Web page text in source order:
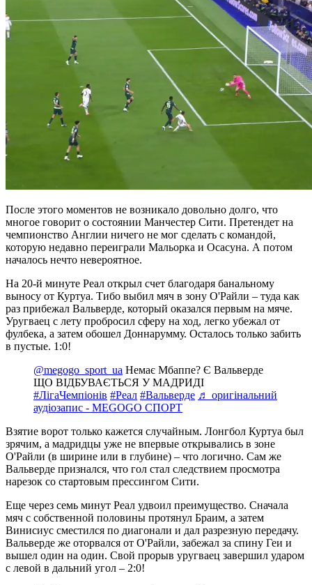
После этого моментов не возникало довольно долго, что
многое говорит о состоянии Манчестер Сити. Претендет на
чемпионство Англии ничего не мог сделать с командой,
которую недавно переиграли Мальорка и Осасуна. А потом
началось нечто невероятное.
На 20-й минуте Реал открыл счет благодаря банальному
выносу от Куртуа. Тибо выбил мяч в зону О'Райли – туда как
раз прибежал Вальверде, который оказался первым на мяче.
Уругваец с лету пробросил сферу на ход, легко убежал от
фулбека, а затем обошел Доннарумму. Осталось только забить
в пустые. 1:0!
@megogo_sport_ua Немає Мбаппе? Є Вальверде
ЩО ВІДБУВАЄТЬСЯ У МАДРИДІ
#ЛігаЧемпіонів #Реал #Вальверде ♬ оригінальний
аудіозапис - MEGOGO СПОРТ
Взятие ворот только кажется случайным. Лонгбол Куртуа был
зрячим, а мадридцы уже не впервые открывались в зоне
О'Райли (в ширине или в глубине) – что логично. Сам же
Вальверде признался, что гол стал следствием просмотра
нарезок со стартовым прессингом Сити.
Еще через семь минут Реал удвоил преимущество. Сначала
мяч с собственной половины протянул Браим, а затем
Винисиус сместился по диагонали и дал разрезную передачу.
Вальверде же оторвался от О'Райли, забежал за спину Геи и
вышел один на один. Свой прорыв уругваец завершил ударом
с левой в дальний угол – 2:0!